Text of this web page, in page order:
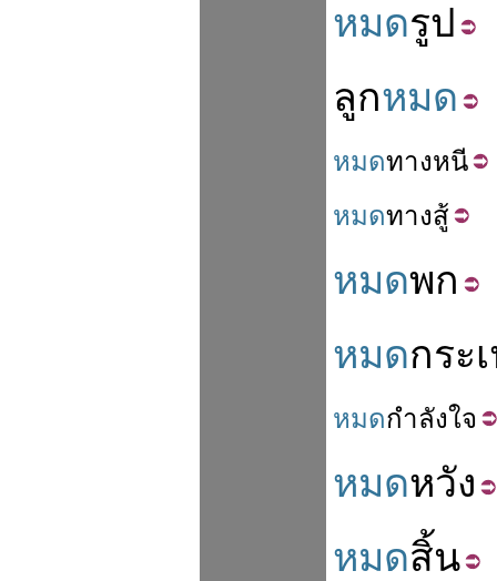
หมดรูป
ลูกหมด
หมดทางหนี
หมดทางสู้
หมดพก
หมดกระ
หมดกำลังใจ
หมดหวัง
หมดสิ้น